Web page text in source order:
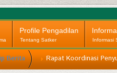
Profile Pengadilan
Tentang Satker Informasi
Berita Rapat Koordinasi